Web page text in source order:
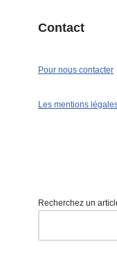
Contact
Pour nous contacter
Les mentions
Recherchez un